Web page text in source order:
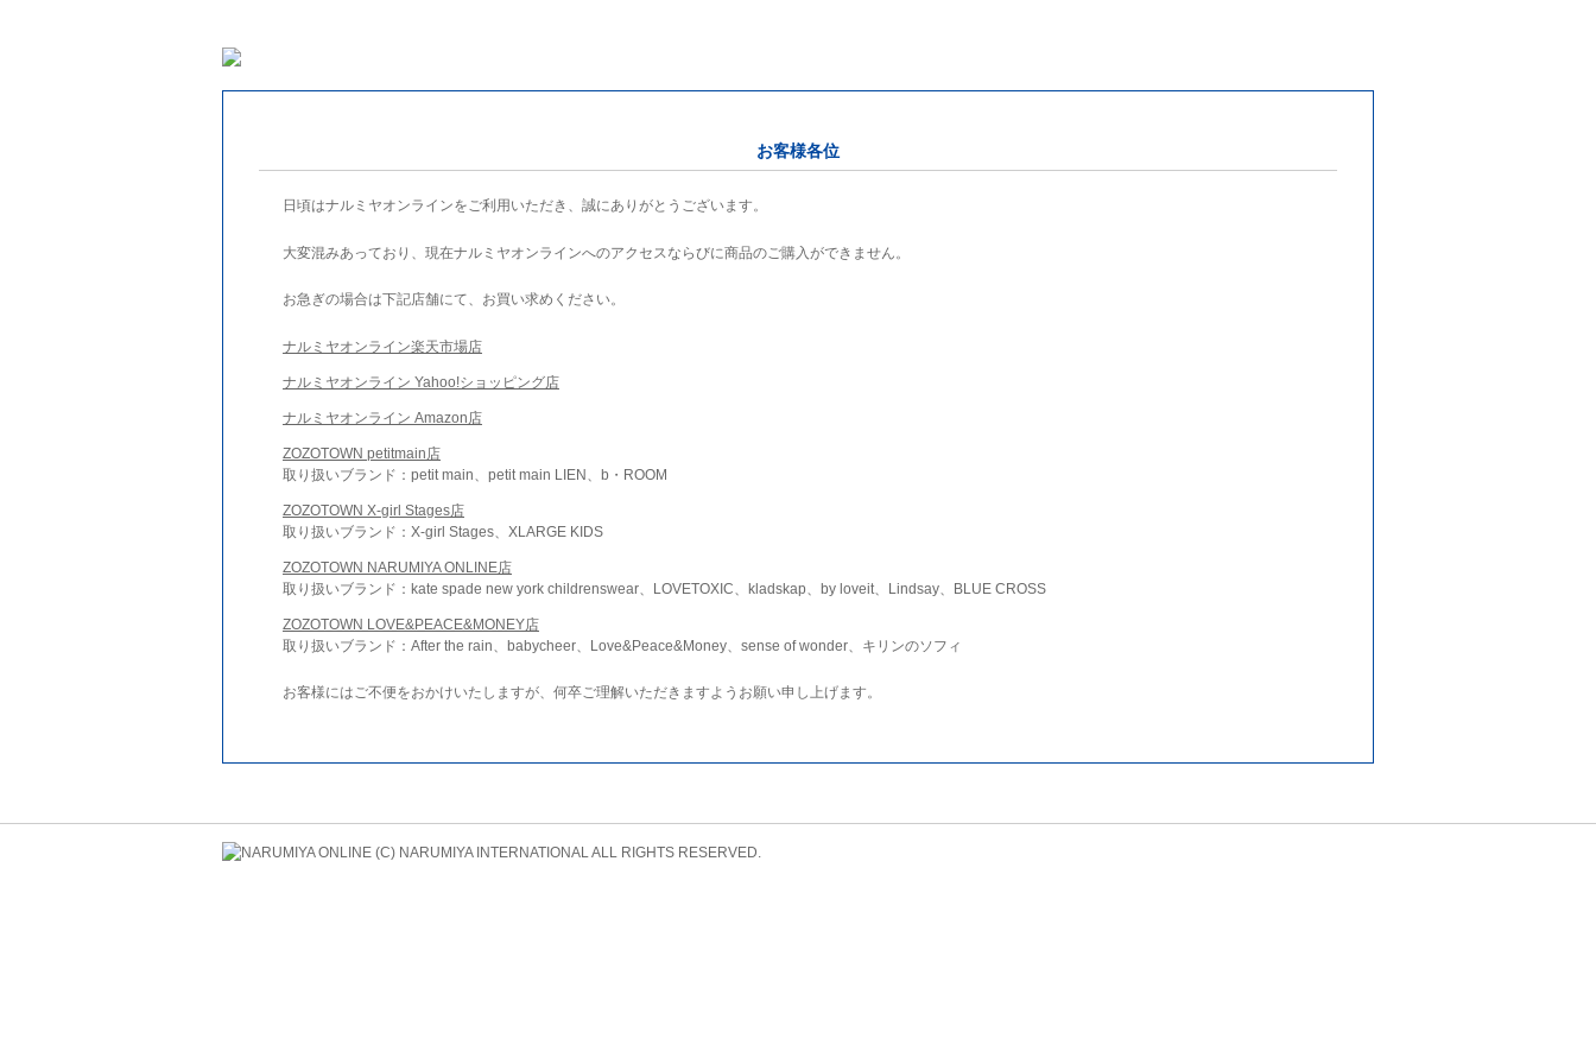
お客様各位
日頃はナルミヤオンラインをご利用いただき、誠にありがとうございます。
大変混みあっており、現在ナルミヤオンラインへのアクセスならびに商品のご購入ができません。
お急ぎの場合は下記店舗にて、お買い求めください。
ナルミヤオンライン楽天市場店
ナルミヤオンライン Yahoo!ショッピング店
ナルミヤオンライン Amazon店
ZOZOTOWN petitmain店
取り扱いブランド：petit main、petit main LIEN、b・ROOM
ZOZOTOWN X-girl Stages店
取り扱いブランド：X-girl Stages、XLARGE KIDS
ZOZOTOWN NARUMIYA ONLINE店
取り扱いブランド：kate spade new york childrenswear、LOVETOXIC、kladskap、by loveit、Lindsay、BLUE CROSS
ZOZOTOWN LOVE&PEACE&MONEY店
取り扱いブランド：After the rain、babycheer、Love&Peace&Money、sense of wonder、キリンのソフィ
お客様にはご不便をおかけいたしますが、何卒ご理解いただきますようお願い申し上げます。